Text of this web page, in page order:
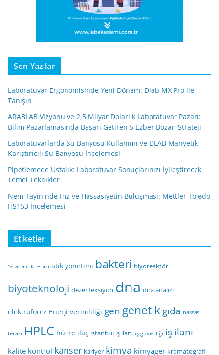
Son Yazılar
Laboratuvar Ergonomisinde Yeni Dönem: Dlab MX Pro ile
Tanışın
ARABLAB Vizyonu ve 2,5 Milyar Dolarlık Laboratuvar Pazarı:
Bilim Pazarlamasında Başarı Getiren 5 Ezber Bozan Strateji
Laboratuvarlarda Su Banyosu Kullanımı ve DLAB Manyetik
Karıştırıcılı Su Banyosu İncelemesi
Pipetlemede Ustalık: Laboratuvar Sonuçlarınızı İyileştirecek
Temel Teknikler
Nem Tayininde Hız ve Hassasiyetin Buluşması: Mettler Toledo
HS153 İncelemesi
Etiketler
5s analitik terazi atık yönetimi bakteri biyoreaktör
biyoteknoloji dezenfeksiyon dna dna analizi
elektroforez Enerji verimliliği gen genetikgıda hassas
terazi HPLC hücre ilaç istanbul iş ilanı iş güvenliği iş ilanı
kalite kontrol kanser kariyer kimya kimyager kromatografi